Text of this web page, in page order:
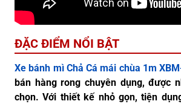
ĐẶC ĐIỂM NỔI BẬT
Xe bánh mì Chả Cá mái chùa 1m
bán hàng rong chuyên dụng, được
chọn. Với thiết kế nhỏ gọn, tiện